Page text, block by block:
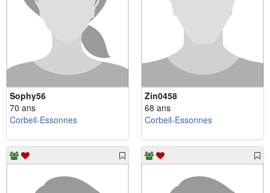
Sophy56
70 ans
Corbeil-Essonnes
Zin0458
68 ans
Corbeil-Essonnes